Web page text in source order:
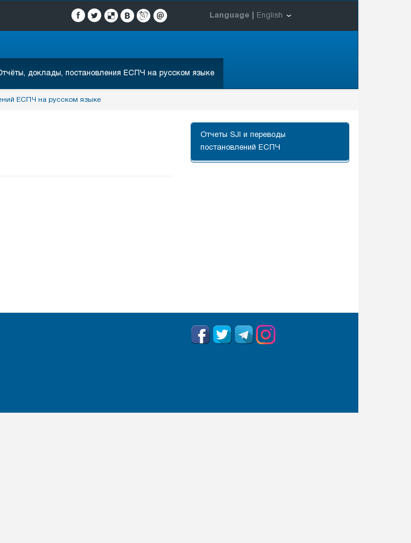
Language | English
доклады, постановления ЕСПЧ на русском языке
ЕСПЧ на русском языке
Отчеты SJI и переводы
постановлений ЕСПЧ